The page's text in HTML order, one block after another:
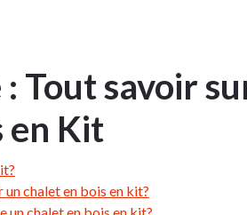
Tout savoir
en Kit
chalet en bois en kit?